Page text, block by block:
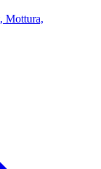
Mottura,